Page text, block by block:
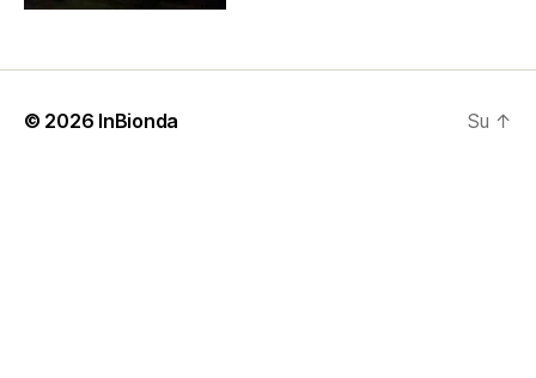
© 2026 InBionda Su ↑